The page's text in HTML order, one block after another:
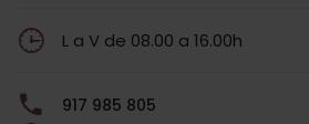
L a V de 08.00 a 16.00h
917 985 805